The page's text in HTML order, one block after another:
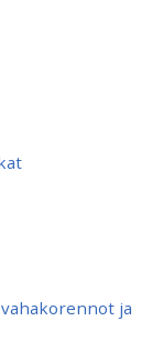
ja